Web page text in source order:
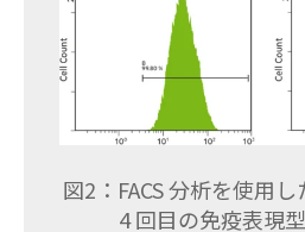
図2：FACS 分析を使用
4 回目の免疫表現